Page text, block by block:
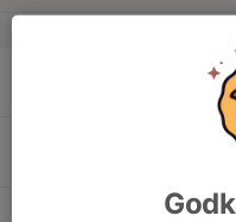
Träning